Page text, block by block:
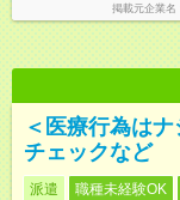
掲載元企業名
＜医療行為は
チェックなど
派遣 職種未経験OK